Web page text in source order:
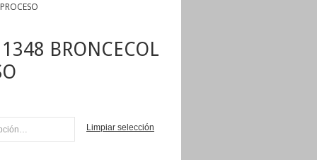
BRONCECOL
Limpiar selección